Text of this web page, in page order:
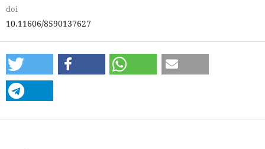
doi
10.11606/8590137627